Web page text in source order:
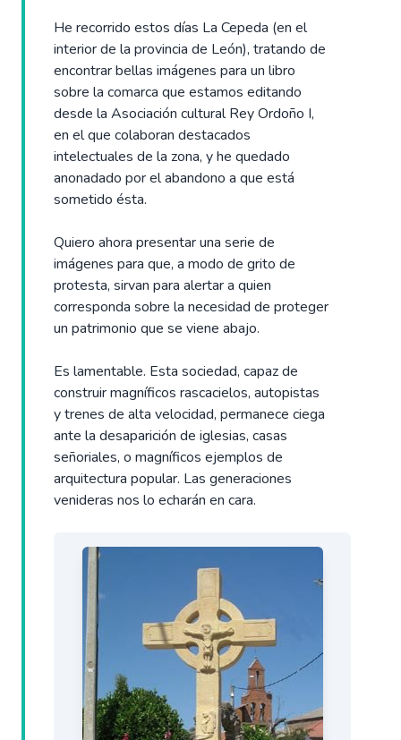
He recorrido estos días La Cepeda (en el
interior de la provincia de León), tratando de
encontrar bellas imágenes para un libro
sobre la comarca que estamos editando
desde la Asociación cultural Rey Ordoño I,
en el que colaboran destacados
intelectuales de la zona, y he quedado
anonadado por el abandono a que está
sometido ésta.
Quiero ahora presentar una serie de
imágenes para que, a modo de grito de
protesta, sirvan para alertar a quien
corresponda sobre la necesidad de proteger
un patrimonio que se viene abajo.
Es lamentable. Esta sociedad, capaz de
construir magníficos rascacielos, autopistas
y trenes de alta velocidad, permanece ciega
ante la desaparición de iglesias, casas
señoriales, o magníficos ejemplos de
arquitectura popular. Las generaciones
venideras nos lo echarán en cara.